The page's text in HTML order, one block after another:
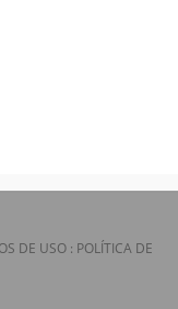
DE USO: POLÍTICA DE